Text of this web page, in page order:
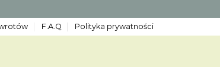
F.A.Q Polityka prywatności